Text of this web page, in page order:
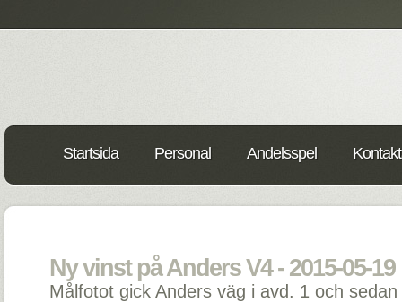
Startsida Personal Andelsspel
Ny vinst på Anders V4 - 2015-05-19
Målfotot gick Anders väg i avd. 1 och